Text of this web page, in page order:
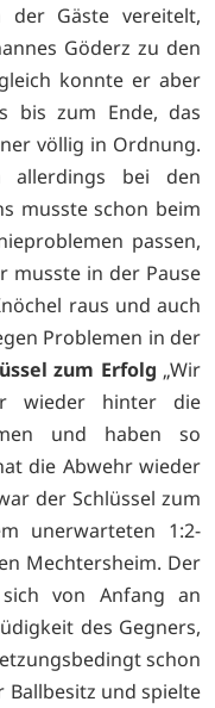
der Gäste vereitelt,
Göderz zu den
konnte er aber
bis zum Ende, das
völlig in Ordnung.
allerdings bei den
musste schon beim
passen,
musste in der Pause
raus und auch
Problemen in der
zum Erfolg „Wir
wieder hinter die
und haben so
die Abwehr wieder
der Schlüssel zum
unerwarteten 1:2-
Mechtersheim. Der
sich von Anfang an
des Gegners,
schon
Ballbesitz und spielte